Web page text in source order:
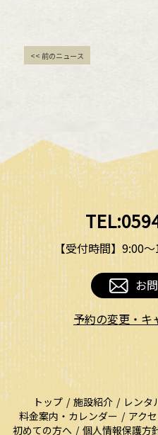
<< 前のニュース
【受付時間】9:00
お
予約の変更・キ
トップ 施設紹介 レンタ
料金案内・カレンダー
アク
初めての方へ
個人情報保護方